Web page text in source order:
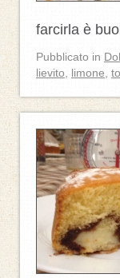
farcirla è
Pubblicato in
lievito
limone